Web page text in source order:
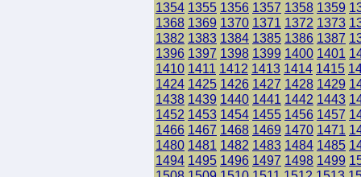
1354 1355 1356 1357 1358 1359
1368 1369 1370 1371 1372 1373
1382 1383 1384 1385 1386 1387
1396 1397 1398 1399 1400 1401
1410 1411 1412 1413 1414 1415
1424 1425 1426 1427 1428 1429
1438 1439 1440 1441 1442 1443
1452 1453 1454 1455 1456 1457
1466 1467 1468 1469 1470 1471
1480 1481 1482 1483 1484 1485
1494 1495 1496 1497 1498 1499